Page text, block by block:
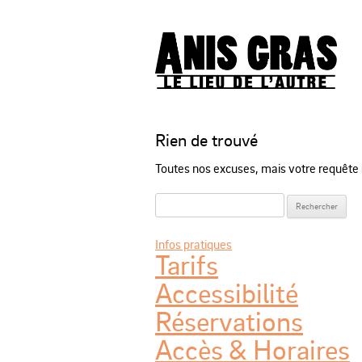
Rien de trouvé
Toutes nos excuses, mais votre
Infos pratiques
Tarifs
Accessibilité
Réservations
Accès & Horaires